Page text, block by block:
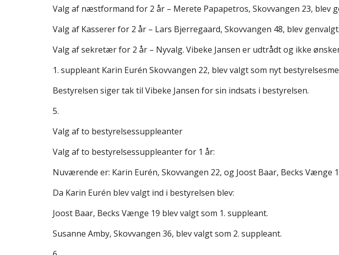
Valg af næstformand for 2 år – Merete Papapetros, Skovvangen 23, blev
Valg af Kasserer for 2 år – Lars Bjerregaard, Skovvangen 48, blev genvalgt.
Valg af sekretær for 2 år – Nyvalg. Vibeke Jansen er udtrådt og ikke
1. suppleant Karin Eurén Skovvangen 22, blev valgt som nyt
Bestyrelsen siger tak til Vibeke Jansen for sin indsats i bestyrelsen.
5.
Valg af to bestyrelsessuppleanter
Valg af to bestyrelsessuppleanter for 1 år:
Nuværende er: Karin Eurén, Skovvangen 22, og Joost Baar, Becks Vænge
Da Karin Eurén blev valgt ind i bestyrelsen blev:
Joost Baar, Becks Vænge 19 blev valgt som 1. suppleant.
Susanne Amby, Skovvangen 36, blev valgt som 2. suppleant.